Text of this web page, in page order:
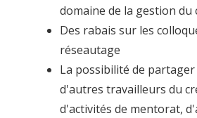
domaine de la gestion du
Des rabais sur les
réseautage
La possibilité de
d'autres travailleurs du
d'activités de mentorat,